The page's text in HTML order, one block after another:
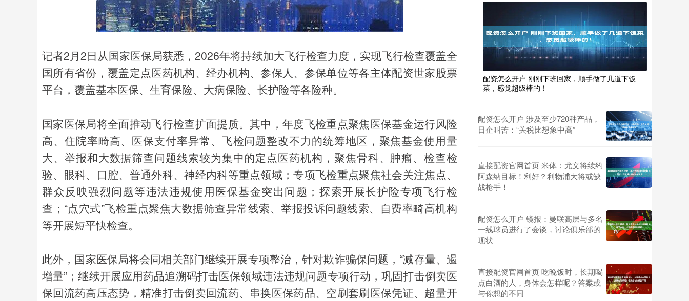
记者2月2日从国家医保局获悉，2026年将持续加大飞行检查力度，实现飞行检查覆盖全
国所有省份，覆盖定点医药机构、经办机构、参保人、参保单位等各主体配资世家股票
平台，覆盖基本医保、生育保险、大病保险、长护险等各险种。
国家医保局将全面推动飞行检查扩面提质。其中，年度飞检重点聚焦医保基金运行风险
高、住院率畸高、医保支付率异常、飞检问题整改不力的统筹地区，聚焦基金使用量
大、举报和大数据筛查问题线索较为集中的定点医药机构，聚焦骨科、肿瘤、检查检
验、眼科、口腔、普通外科、神经内科等重点领域；专项飞检重点聚焦社会关注焦点、
群众反映强烈问题等违法违规使用医保基金突出问题；探索开展长护险专项飞行检
查；“点穴式”飞检重点聚焦大数据筛查异常线索、举报投诉问题线索、自费率畸高机构
等开展短平快检查。
此外，国家医保局将会同相关部门继续开展专项整治，针对欺诈骗保问题，“减存量、遏
增量”；继续开展应用药品追溯码打击医保领域违法违规问题专项行动，巩固打击倒卖医
保回流药高压态势，精准打击倒卖回流药、串换医保药品、空刷套刷医保凭证、超量开
配资怎么开户 刚刚下班回家，顺手做了几道下饭
菜，感觉超级棒的！
配资怎么开户 涉及至少720种产品，
日企叫苦：“关税比想象中高”
直接配资官网首页 米体：尤文将续约
阿森纳目标！利好？利物浦大将或缺
战枪手！
配资怎么开户 镜报：曼联高层与多名
一线球员进行了会谈，讨论俱乐部的
现状
直接配资官网首页 吃晚饭时，长期喝
点白酒的人，身体会怎样呢？答案或
与你想的不同